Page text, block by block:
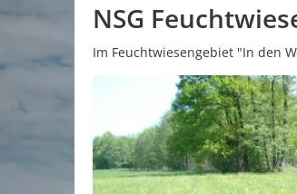
NSG
Im Feuchtwiesengebiet "In den